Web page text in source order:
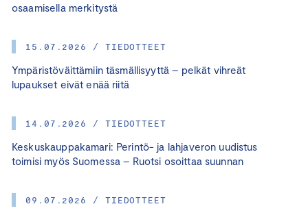
osaamisella merkitystä
15.07.2026 / TIEDOTTEET
Ympäristöväittämiin täsmällisyyttä – pelkät vihreät
lupaukset eivät enää riitä
14.07.2026 / TIEDOTTEET
Keskuskauppakamari: Perintö- ja lahjaveron uudistus
toimisi myös Suomessa – Ruotsi osoittaa suunnan
09.07.2026 / TIEDOTTEET